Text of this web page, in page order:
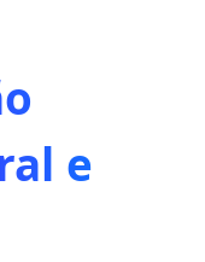
e